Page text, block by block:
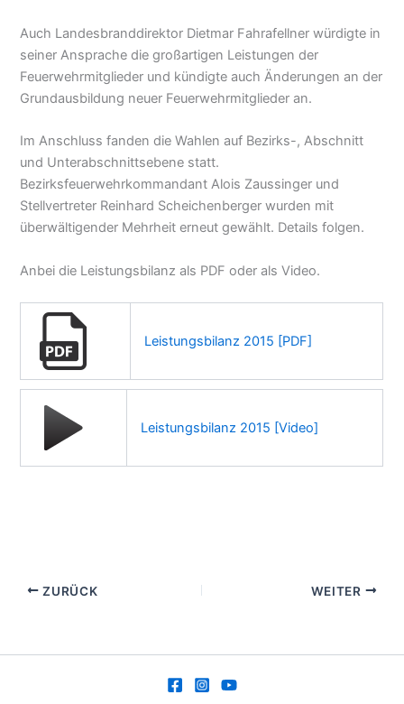
Auch Landesbranddirektor Dietmar Fahrafellner würdigte in
seiner Ansprache die großartigen Leistungen der
Feuerwehrmitglieder und kündigte auch Änderungen an der
Grundausbildung neuer Feuerwehrmitglieder an.
Im Anschluss fanden die Wahlen auf Bezirks-, Abschnitt
und Unterabschnittsebene statt.
Bezirksfeuerwehrkommandant Alois Zaussinger und
Stellvertreter Reinhard Scheichenberger wurden mit
überwältigender Mehrheit erneut gewählt. Details folgen.
Anbei die Leistungsbilanz als PDF oder als Video.
Leistungsbilanz 2015 [PDF]
Leistungsbilanz 2015 [Video]
ZURÜCK WEITER